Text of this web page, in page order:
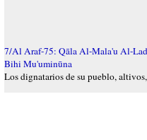
7/Al Araf-75: Qāla Al-Mala'u Al-
Bihi Mu'uminūna
Los dignatarios de su pueblo,